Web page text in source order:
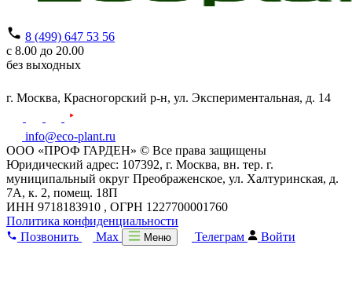
8 (499) 647 53 56
с 8.00 до 20.00
без выходных
г. Москва, Красногорский р-н, ул. Экспериментальная, д. 14
info@eco-plant.ru
ООО «ПРОФ ГАРДЕН» © Все права защищены
Юридический адрес: 107392, г. Москва, вн. тер. г.
муниципальный округ Преображенское, ул. Халтуринская, д.
7А, к. 2, помещ. 18П
ИНН 9718183910 , ОГРН 1227700001760
Политика конфиденциальности
Позвонить
Max Меню Телеграм Войти